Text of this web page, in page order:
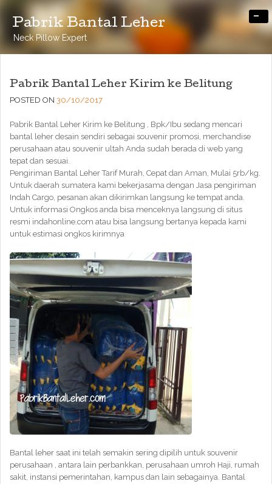
Pabrik Bantal Leher
Neck Pillow Expert
-
Pabrik Bantal Leher Kirim ke Belitung
POSTED ON 30/10/2017
Pabrik Bantal Leher Kirim ke Belitung , Bpk/Ibu sedang mencari
bantal leher desain sendiri sebagai souvenir promosi, merchandise
perusahaan atau souvenir ultah Anda sudah berada di web yang
tepat dan sesuai.
Pengiriman Bantal Leher Tarif Murah, Cepat dan Aman, Mulai 5rb/kg.
Untuk daerah sumatera kami bekerjasama dengan Jasa pengiriman
Indah Cargo, pesanan akan dikirimkan langsung ke tempat anda.
Untuk informasi Ongkos anda bisa menceknya langsung di situs
resmi indahonline.com atau bisa langsung bertanya kepada kami
untuk estimasi ongkos kirimnya
Bantal leher saat ini telah semakin sering dipilih untuk souvenir
perusahaan , antara lain perbankkan, perusahaan umroh Haji, rumah
sakit, instansi pemerintahan, kampus dan lain sebagainya. Bantal